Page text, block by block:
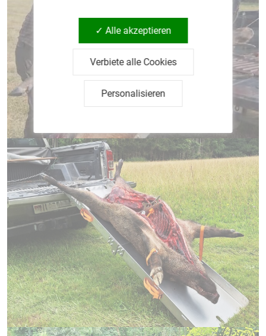
Alle akzeptieren
Verbiete alle Cookies
Personalisieren